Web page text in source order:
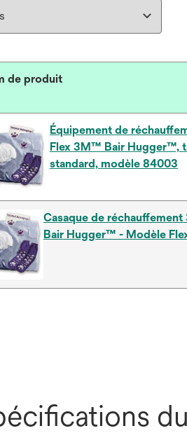
de produit
Équipement de
Flex 3M™ Bair Hugger™,
standard, modèle 84003
Casaque de
Bair Hugger™ - Modèle